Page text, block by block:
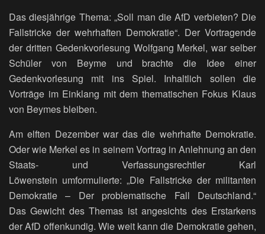
Das diesjährige Thema: „Soll man die AfD verbieten? Die
Fallstricke der wehrhaften Demokratie“. Der Vortragende
der dritten Gedenkvorlesung Wolfgang Merkel, war selber
Schüler von Beyme und brachte die Idee einer
Gedenkvorlesung mit ins Spiel. Inhaltlich sollen die
Vorträge im Einklang mit dem thematischen Fokus Klaus
von Beymes bleiben.
Am elften Dezember war das die wehrhafte Demokratie.
Oder wie Merkel es in seinem Vortrag in Anlehnung an den
Staats- und Verfassungsrechtler Karl
Löwenstein umformulierte: „Die Fallstricke der militanten
Demokratie – Der problematische Fall Deutschland.“
Das Gewicht des Themas ist angesichts des Erstarkens
der AfD offenkundig. Wie weit kann die Demokratie gehen,